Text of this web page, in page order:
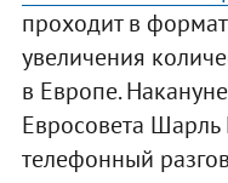
проходит в
увеличения
в Европе.
Евросовета
телефонный